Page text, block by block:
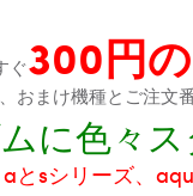
ぐ300円
まけ機種とご注文
に色々
sシリーズ、